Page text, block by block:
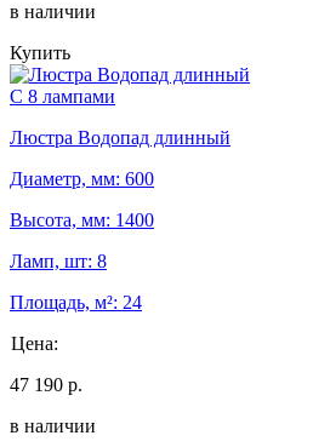
в наличии
Купить
С 8 лампами
Люстра Водопад длинный
Диаметр, мм: 600
Высота, мм: 1400
Ламп, шт: 8
Площадь, м²: 24
Цена:
47 190 р.
в наличии